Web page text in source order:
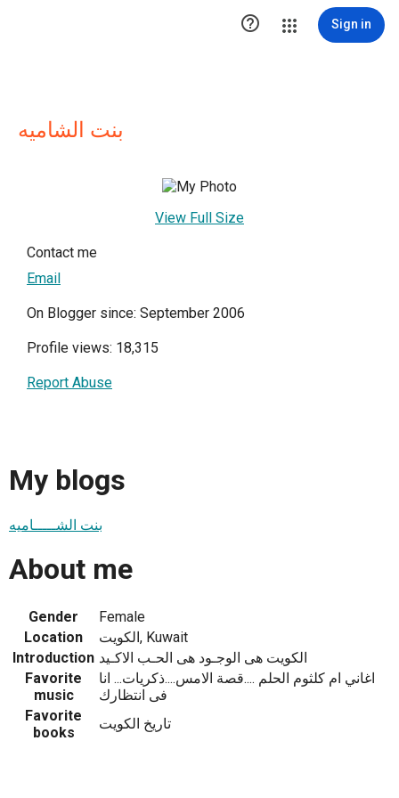
 Sign in
بنت الشاميه
View Full Size
Contact me
Email
On Blogger since: September 2006
Profile views: 18,315
Report Abuse
My blogs
بنت الشـــــاميه
About me
Gender
Female
Location
الكويت, Kuwait
Introduction الكويت هى الوجـود هى الحـب الاكـيد
Favorite
music
اغاني ام كلثوم الحلم ....قصة الامس....ذكريات... انا
فى انتظارك
Favorite
books
تاريخ الكويت